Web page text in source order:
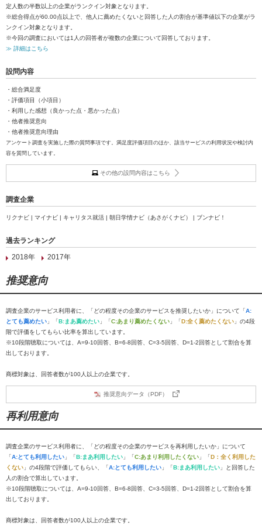
定人数の半数以上の企業がランクイン対象となります。
※総合得点が60.00点以上で、他人に薦めたくないと回答した人の割合が基準値以下の企業がラ
ンクイン対象となります。
※今回の調査においては1人の回答者が複数の企業について回答しております。
≫ 詳細はこちら
設問内容
・総合満足度
・評価項目（小項目）
・利用した感想（良かった点・悪かった点）
・他者推奨意向
・他者推奨意向理由
アンケート調査を実施した際の質問事項です。満足度評価項目のほか、該当サービスの利用状況や検討内
容を質問しています。
その他の設問内容はこちら
調査企業
リクナビ | マイナビ | キャリタス就活 | 朝日学情ナビ（あさがくナビ） | ブンナビ！
過去ランキング
2018年
2017年
推奨意向
調査企業のサービス利用者に、「どの程度その企業のサービスを推奨したいか」について「A:
とても薦めたい 」「B:まあ薦めたい 」「C:あまり薦めたくない 」「D:全く薦めたくない 」の4段
階で評価をしてもらい比率を算出しています。
※10段階聴取については、A=9-10回答、B=6-8回答、C=3-5回答、D=1-2回答として割合を算
出しております。
商標対象は、回答者数が100人以上の企業です。
推奨意向データ（PDF）
再利用意向
調査企業のサービス利用者に、「どの程度その企業のサービスを再利用したいか」について
「A:とても利用したい 」「B:まあ利用したい 」「C:あまり利用したくない 」「D：全く利用した
くない 」の4段階で評価してもらい、「A:とても利用したい 」「B:まあ利用したい 」と回答した
人の割合で算出しています。
※10段階聴取については、A=9-10回答、B=6-8回答、C=3-5回答、D=1-2回答として割合を算
出しております。
商標対象は、回答者数が100人以上の企業です。